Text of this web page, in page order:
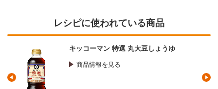
レシピに使われている商品
マンジョウ 米麹こだわり仕込み 本みりん
商品情報を見る